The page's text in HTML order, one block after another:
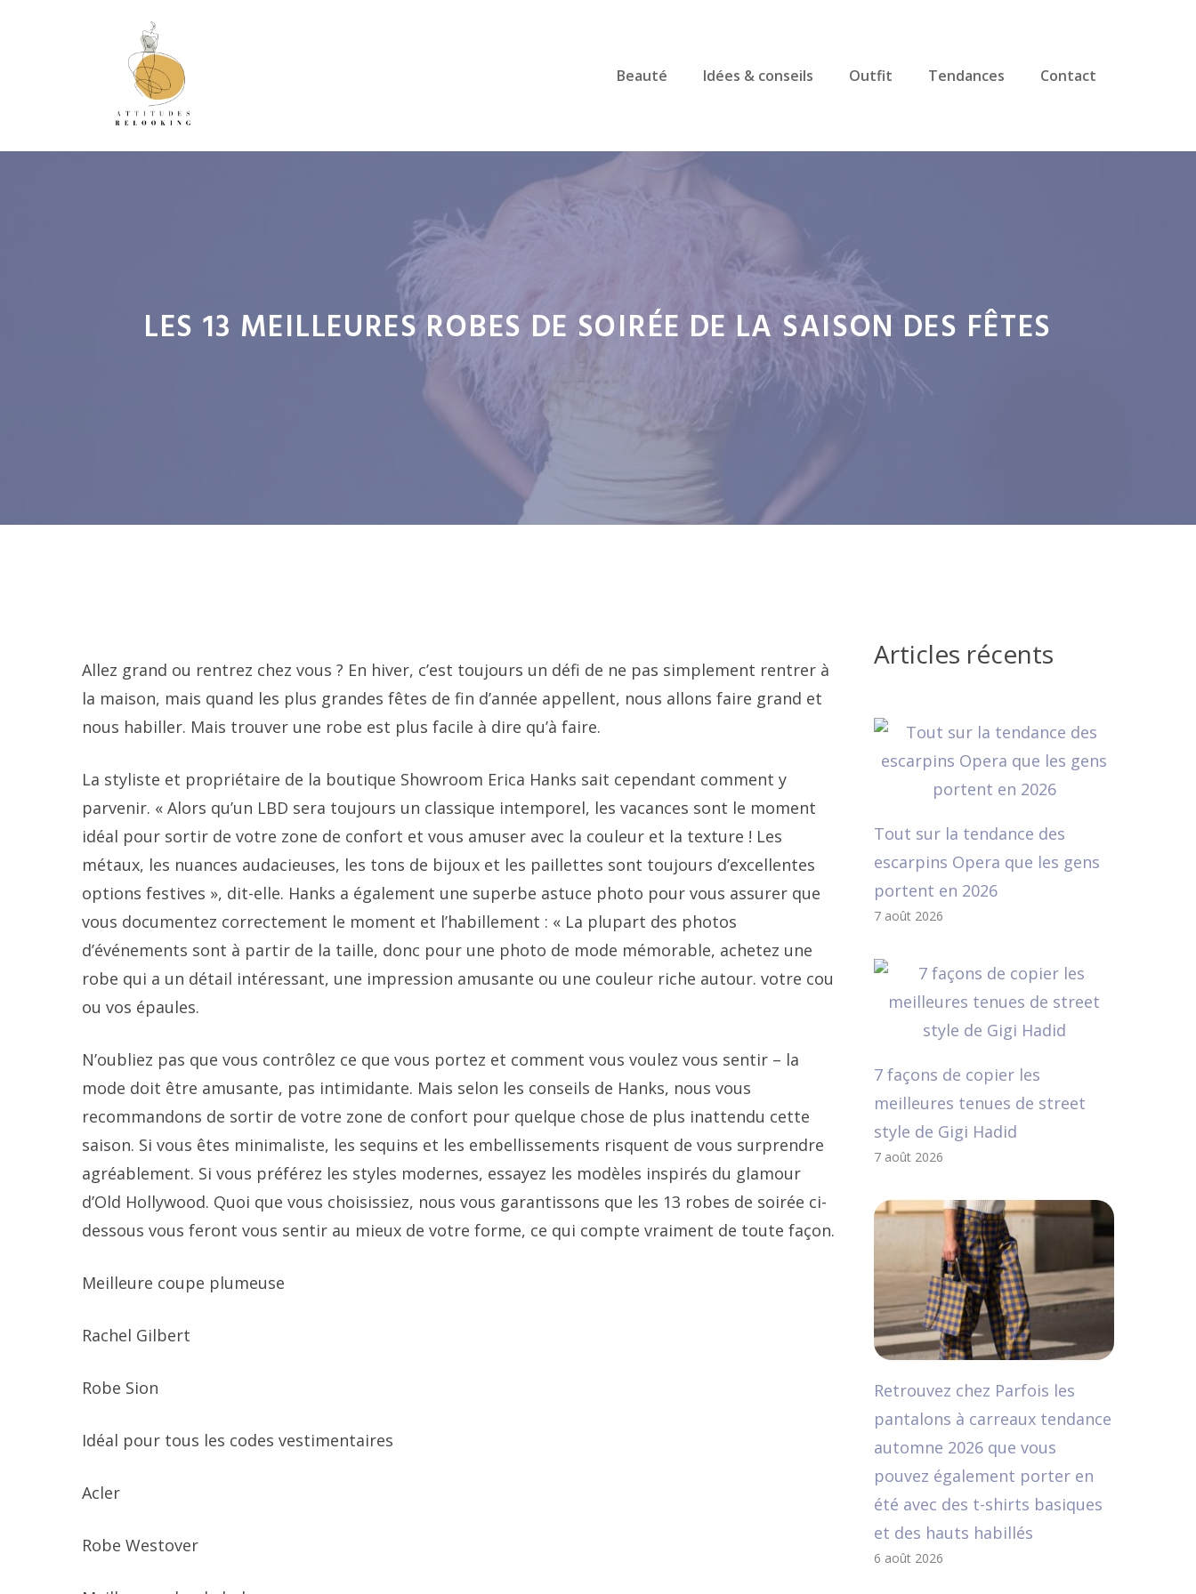
Beauté Idées & conseils Outfit Tendances Contact
LES 13 MEILLEURES ROBES DE SOIRÉE DE LA SAISON DES FÊTES
Allez grand ou rentrez chez vous ? En hiver, c’est toujours un défi de ne pas simplement rentrer à
la maison, mais quand les plus grandes fêtes de fin d’année appellent, nous allons faire grand et
nous habiller. Mais trouver une robe est plus facile à dire qu’à faire.
La styliste et propriétaire de la boutique Showroom Erica Hanks sait cependant comment y
parvenir. « Alors qu’un LBD sera toujours un classique intemporel, les vacances sont le moment
idéal pour sortir de votre zone de confort et vous amuser avec la couleur et la texture ! Les
métaux, les nuances audacieuses, les tons de bijoux et les paillettes sont toujours d’excellentes
options festives », dit-elle. Hanks a également une superbe astuce photo pour vous assurer que
vous documentez correctement le moment et l’habillement : « La plupart des photos
d’événements sont à partir de la taille, donc pour une photo de mode mémorable, achetez une
robe qui a un détail intéressant, une impression amusante ou une couleur riche autour. votre cou
ou vos épaules.
N’oubliez pas que vous contrôlez ce que vous portez et comment vous voulez vous sentir – la
mode doit être amusante, pas intimidante. Mais selon les conseils de Hanks, nous vous
recommandons de sortir de votre zone de confort pour quelque chose de plus inattendu cette
saison. Si vous êtes minimaliste, les sequins et les embellissements risquent de vous surprendre
agréablement. Si vous préférez les styles modernes, essayez les modèles inspirés du glamour
d’Old Hollywood. Quoi que vous choisissiez, nous vous garantissons que les 13 robes de soirée ci-
dessous vous feront vous sentir au mieux de votre forme, ce qui compte vraiment de toute façon.
Meilleure coupe plumeuse
Rachel Gilbert
Robe Sion
Idéal pour tous les codes vestimentaires
Acler
Robe Westover
Articles récents
Tout sur la tendance des
escarpins Opera que les gens
portent en 2026
7 août 2026
7 façons de copier les
meilleures tenues de street
style de Gigi Hadid
7 août 2026
Retrouvez chez Parfois les
pantalons à carreaux tendance
automne 2026 que vous
pouvez également porter en
été avec des t-shirts basiques
et des hauts habillés
6 août 2026